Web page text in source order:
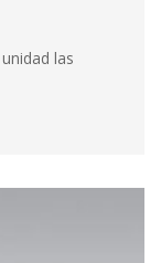
las